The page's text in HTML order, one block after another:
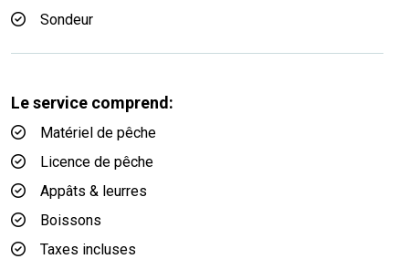
Sondeur
Le service comprend:
Matériel de pêche
Licence de pêche
Appâts & leurres
Boissons
Taxes incluses